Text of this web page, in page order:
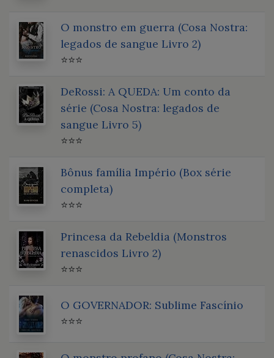
O monstro em guerra (Cosa Nostra:
legados de sangue Livro 2)
⭐⭐⭐
DeRossi: A QUEDA: Um conto da
série (Cosa Nostra: legados de
sangue Livro 5)
⭐⭐⭐
Bônus família Império (Box série
completa)
⭐⭐⭐
Princesa da Rebeldia (Monstros
renascidos Livro 2)
⭐⭐⭐
O GOVERNADOR: Sublime Fascínio
⭐⭐⭐